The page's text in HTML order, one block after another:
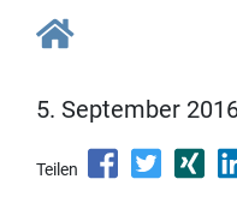
5. September
Teilen